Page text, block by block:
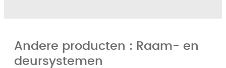
Andere producten : Raam- en
deursystemen